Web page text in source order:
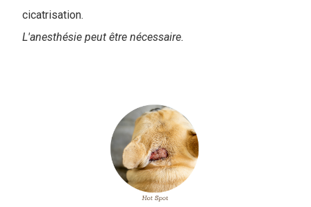
cicatrisation.
L'anesthésie peut être nécessaire.